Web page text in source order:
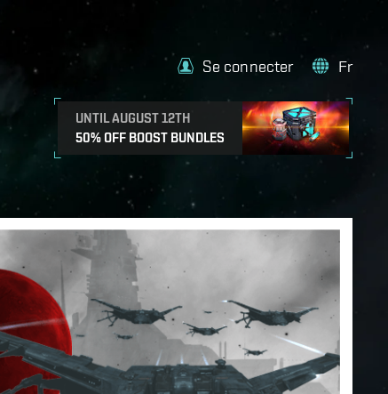
UNTIL AUGUST 12TH
50% OFF BOOST BUNDLES
Se connecter Fr